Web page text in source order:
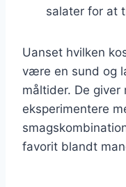
salater for at
Uanset hvilken
være en sund og
måltider. De
eksperimentere
favorit blandt